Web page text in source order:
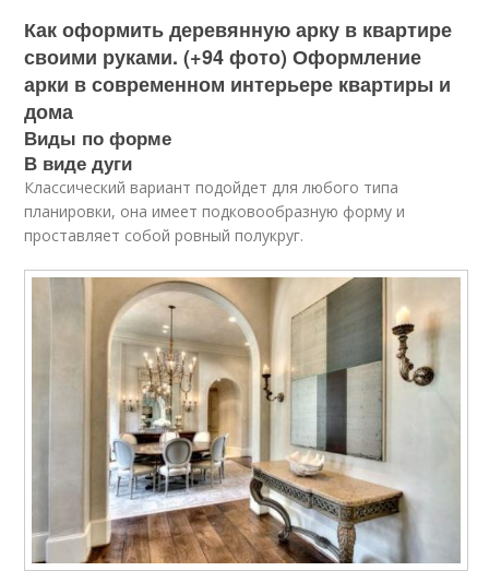
Как оформить деревянную арку в квартире
своими руками. (+94 фото) Оформление
арки в современном интерьере квартиры и
дома
Виды по форме
В виде дуги
Классический вариант подойдет для любого типа
планировки, она имеет подковообразную форму и
проставляет собой ровный полукруг.